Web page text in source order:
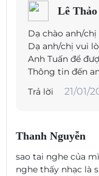
Sự khác biệt giữa
Với Bluetooth 5.1, bạn
năng lượng hơn của
kênh ngẫu nhiên khi
nghiêm ngặt. Điều này
chuyện' và làm nhiễu
Lê Thảo
Dạ chào anh/chị
Dạ anh/chị vui
Anh Tuấn để
Thông tin đến
Trả lời
21/01/
Thanh Nguyễn
sao tai nghe của
nghe thấy nhạc là